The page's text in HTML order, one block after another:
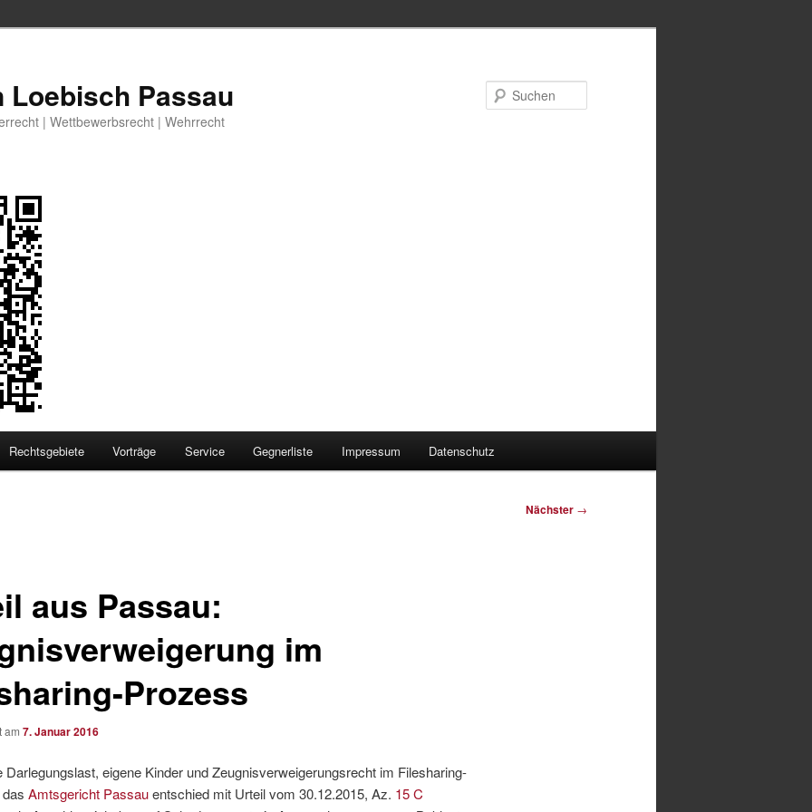
Loebisch Passau
| Wettbewerbsrecht | Wehrrecht
Rechtsgebiete Vorträge Service Gegnerliste Impressum Datenschutz
Nächster →
aus Passau:
im
Prozess
am 7. Januar 2016
Darlegungslast, eigene Kinder und Zeugnisverweigerungsrecht im Filesharing-
Amtsgericht Passauentschied mit Urteil vom 30.12.2015, Az. 15 C